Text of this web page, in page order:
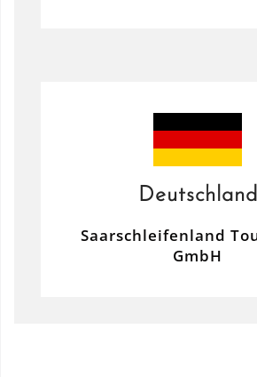
Deutschland
Saarschleifenland
GmbH